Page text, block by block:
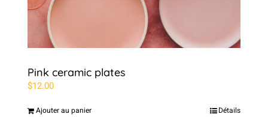
Pink ceramic plates
$12.00
Ajouter au panier Détails